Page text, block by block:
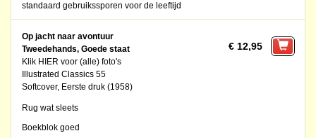
standaard gebruikssporen voor de leeftijd
Op jacht naar avontuur
Tweedehands, Goede staat
Klik HIER voor (alle) foto's
Illustrated Classics 55
Softcover, Eerste druk (1958)
Rug wat sleets
Boekblok goed
€ 12,95